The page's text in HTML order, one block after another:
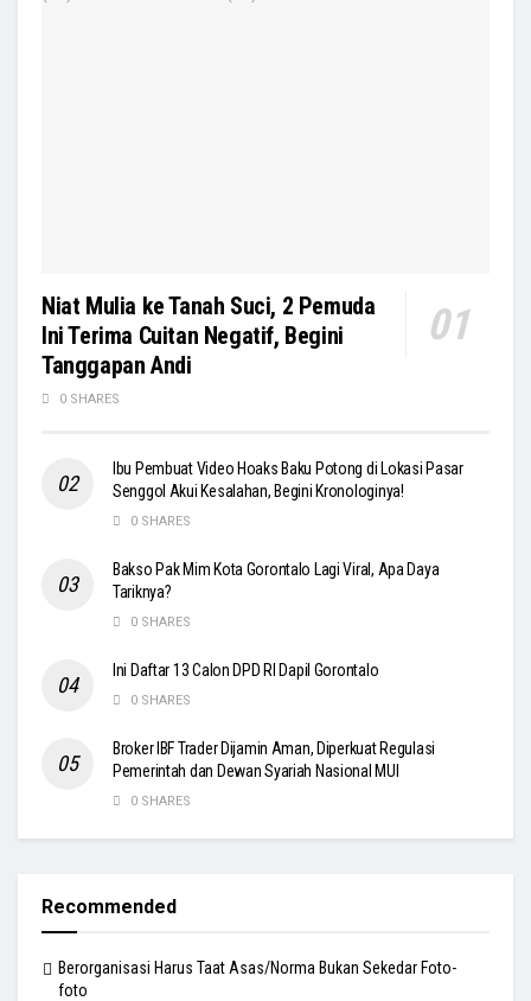
Niat Mulia ke Tanah Suci, 2 Pemuda
Ini Terima Cuitan Negatif, Begini
Tanggapan Andi
0 SHARES
Ibu Pembuat Video Hoaks Baku Potong di Lokasi Pasar
Senggol Akui Kesalahan, Begini Kronologinya!
0 SHARES
Bakso Pak Mim Kota Gorontalo Lagi Viral, Apa Daya
Tariknya?
0 SHARES
Ini Daftar 13 Calon DPD RI Dapil Gorontalo
0 SHARES
Broker IBF Trader Dijamin Aman, Diperkuat Regulasi
Pemerintah dan Dewan Syariah Nasional MUI
0 SHARES
Recommended
Berorganisasi Harus Taat Asas/Norma Bukan Sekedar Foto-
foto